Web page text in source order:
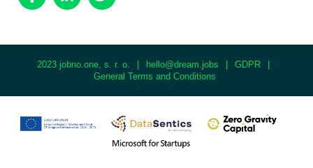
2023 jobno.one, s. r. o. hello@dream.jobs GDPR
General Terms and Conditions